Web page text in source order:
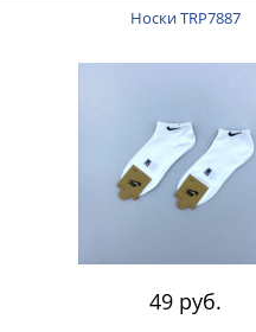
Носки TRP7887
49 руб.